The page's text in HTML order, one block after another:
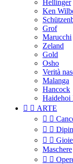
Hellinger
Ken
Grof
Marucchi
Zeland
Gold
Osho
Verità
Malanga
Hancock
Haidehoi
  ARTE
 
 
 
Maschere
 